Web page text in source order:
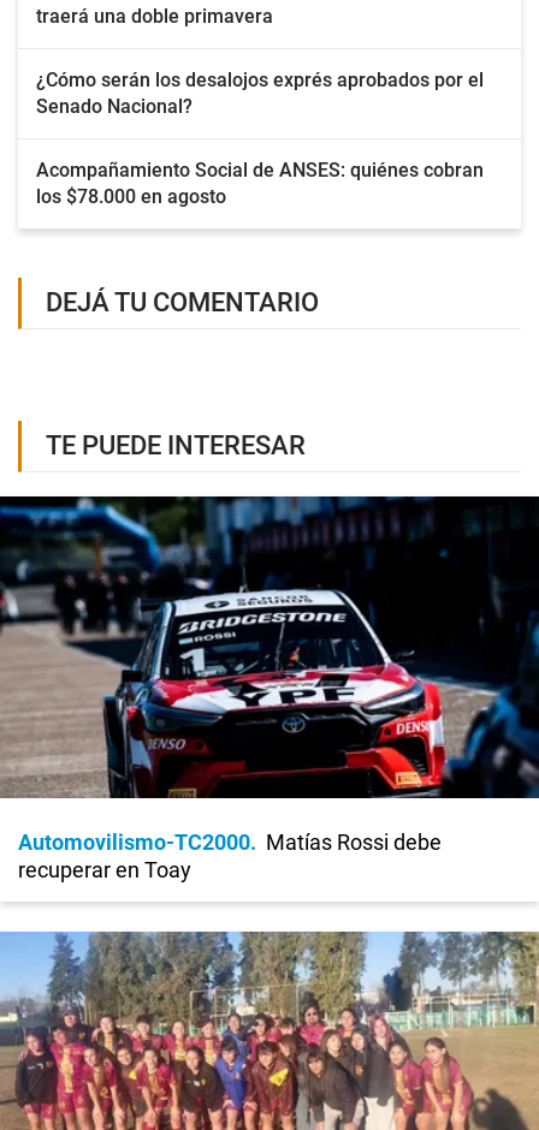
traerá una doble primavera
¿Cómo serán los desalojos exprés aprobados por el
Senado Nacional?
Acompañamiento Social de ANSES: quiénes cobran
los $78.000 en agosto
DEJÁ TU COMENTARIO
TE PUEDE INTERESAR
Automovilismo-TC2000
Matías Rossi debe
recuperar en Toay